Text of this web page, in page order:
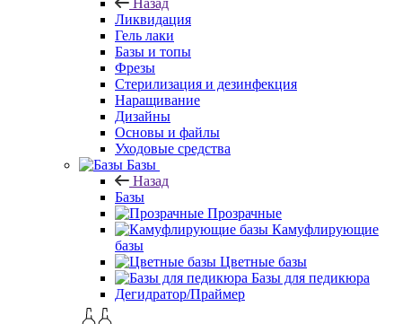
Назад
Ликвидация
Гель лаки
Базы и топы
Фрезы
Стерилизация и дезинфекция
Наращивание
Дизайны
Основы и файлы
Уходовые средства
Базы
Назад
Базы
Прозрачные
Камуфлирующие
базы
Цветные базы
Базы для педикюра
Дегидратор/Праймер